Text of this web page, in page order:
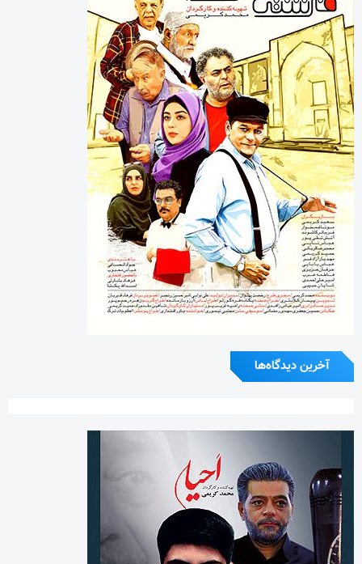
آخرین دیدگاه‌ها